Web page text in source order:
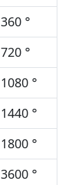
360 °
720 °
1080 °
1440 °
1800 °
3600 °